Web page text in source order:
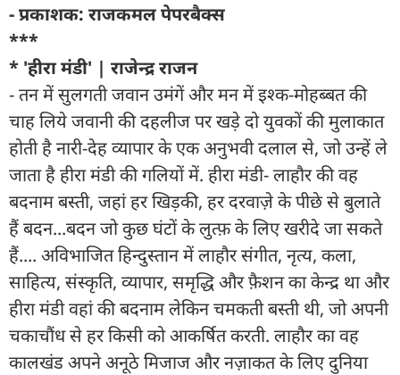
- प्रकाशक: राजकमल पेपरबैक्स
***
* 'हीरा मंडी' | राजेन्द्र राजन
- तन में सुलगती जवान उमंगें और मन में इश्क-मोहब्बत की
चाह लिये जवानी की दहलीज पर खड़े दो युवकों की मुलाकात
होती है नारी-देह व्यापार के एक अनुभवी दलाल से, जो उन्हें ले
जाता है हीरा मंडी की गलियों में. हीरा मंडी- लाहौर की वह
बदनाम बस्ती, जहां हर खिड़की, हर दरवाज़े के पीछे से बुलाते
हैं बदन...बदन जो कुछ घंटों के लुत्फ़ के लिए खरीदे जा सकते
हैं.... अविभाजित हिन्दुस्तान में लाहौर संगीत, नृत्य, कला,
साहित्य, संस्कृति, व्यापार, समृद्धि और फ़ैशन का केन्द्र था और
हीरा मंडी वहां की बदनाम लेकिन चमकती बस्ती थी, जो अपनी
चकाचौंध से हर किसी को आकर्षित करती. लाहौर का वह
कालखंड अपने अनूठे मिजाज और नज़ाकत के लिए दुनिया